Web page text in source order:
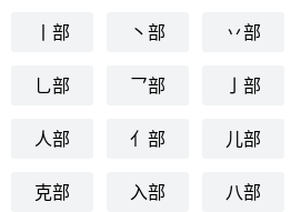
丨部 丶部 丷部
乚部 乛部 亅部
人部 亻部 儿部
克部 入部 八部